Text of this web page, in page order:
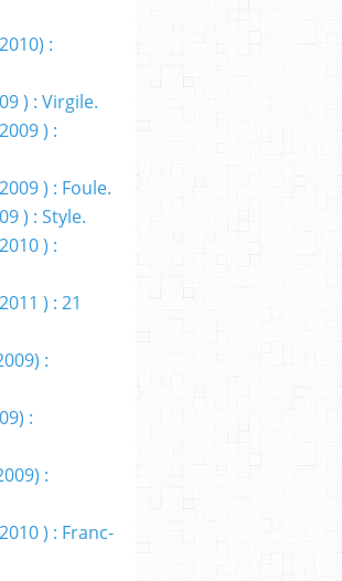
:
) : Virgile.
) :
) : Foule.
) : Style.
) :
) : 21
:
:
:
) : Franc-